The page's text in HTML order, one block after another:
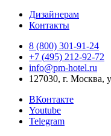
Дизайнерам
Контакты
8 (800) 301‑91‑24
+7 (495) 212‑92‑72
info@pm-hotel.ru
127030, г. Москва,
ВКонтакте
Youtube
Telegram